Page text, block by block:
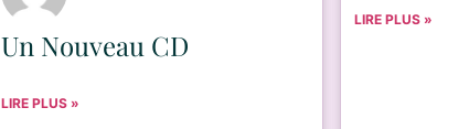
Un Nouveau CD
LIRE PLUS »
LIRE PLUS »